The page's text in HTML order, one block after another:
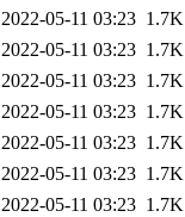
2022-05-11 03:23 1.7K
2022-05-11 03:23 1.7K
2022-05-11 03:23 1.7K
2022-05-11 03:23 1.7K
2022-05-11 03:23 1.7K
2022-05-11 03:23 1.7K
2022-05-11 03:23 1.7K